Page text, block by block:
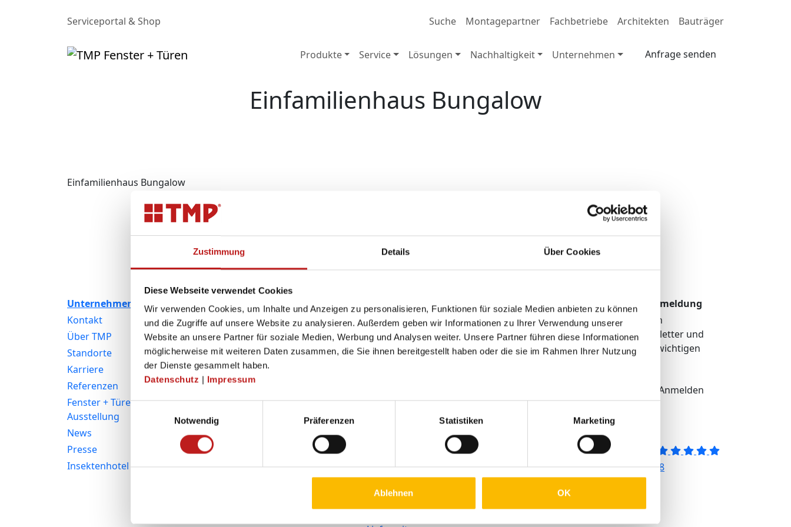
Zustimmung Details Über Cookies
Diese Webseite verwendet Cookies
Wir verwenden Cookies, um Inhalte und Anzeigen zu personalisieren, Funktionen für soziale Medien anbieten zu können
und die Zugriffe auf unsere Website zu analysieren. Außerdem geben wir Informationen zu Ihrer Verwendung unserer
Website an unsere Partner für soziale Medien, Werbung und Analysen weiter. Unsere Partner führen diese Informationen
möglicherweise mit weiteren Daten zusammen, die Sie ihnen bereitgestellt haben oder die sie im Rahmen Ihrer Nutzung
der Dienste gesammelt haben.
Datenschutz | Impressum
Einwilligungsauswahl
Notwendig
Präferenzen Statistiken Marketing
Ablehnen OK
Serviceportal & Shop Suche Montagepartner Fachbetriebe Architekten Bauträger
Produkte Service Lösungen Nachhaltigkeit Unternehmen Anfrage senden
Einfamilienhaus Bungalow
Einfamilienhaus Bungalow
Unternehmen
Kontakt
Über TMP
Standorte
Karriere
Referenzen
Fenster + Türen
Ausstellung
News
Presse
Insektenhotel
Produkte
Fenster
Kunststofffenster
Aluminiumfenster
Haustüren
Balkon- und
Terrassentüren
Fassaden
Rollläden
Insektenschutz
Zubehör
Lösungen
Barrierefreiheit
Förderung
SmartHome
Heizglasfenster
WindowConnect
Sicherheit
Service
Ratgeber
Haustür-
Konfigurator
Beratungstermin
Montagepartner
U-Wert-Rechner
Energiesparrechner
Wartung
Rechtliches
Impressum
Widerruf
AGB
Barrierefreiheit
Datenschutz
TMP Newsletter Anmeldung
Erhalten Sie unseren
regelmäßigen Newsletter und
bekommen Sie alle wichtigen
Anmelden
4.5
Basierend auf 228
Bewertungen